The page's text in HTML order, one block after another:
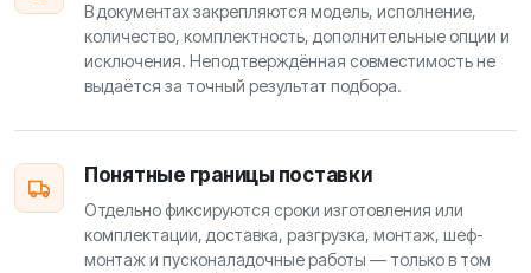
В документах закрепляются модель, исполнение,
количество, комплектность, дополнительные опции и
исключения. Неподтверждённая совместимость не
выдаётся за точный результат подбора.
Понятные границы поставки
Отдельно фиксируются сроки изготовления или
комплектации, доставка, разгрузка, монтаж, шеф-
монтаж и пусконаладочные работы — только в том